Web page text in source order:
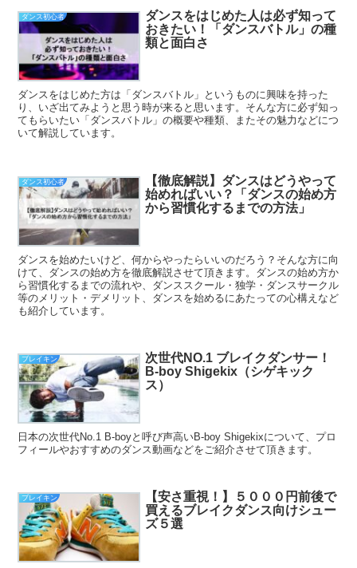
ダンス初心者
ダンスをはじめた人は必ず知って
おきたい！「ダンスバトル」の種
類と面白さ
ダンスをはじめた方は「ダンスバトル」というものに興味を持った
り、いざ出てみようと思う時が来ると思います。そんな方に必ず知っ
てもらいたい「ダンスバトル」の概要や種類、またその魅力などにつ
いて解説しています。
ダンス初心者
【徹底解説】ダンスはどうやって
始めればいい？「ダンスの始め方
から習慣化するまでの方法」
ダンスを始めたいけど、何からやったらいいのだろう？そんな方に向
けて、ダンスの始め方を徹底解説させて頂きます。ダンスの始め方か
ら習慣化するまでの流れや、ダンススクール・独学・ダンスサークル
等のメリット・デメリット、ダンスを始めるにあたっての心構えなど
も紹介しています。
ブレイキン
次世代NO.1 ブレイクダンサー！
B-boy Shigekix（シゲキック
ス）
日本の次世代No.1 B-boyと呼び声高いB-boy Shigekixについて、プロ
フィールやおすすめのダンス動画などをご紹介させて頂きます。
ブレイキン
【安さ重視！】５０００円前後で
買えるブレイクダンス向けシュー
ズ５選